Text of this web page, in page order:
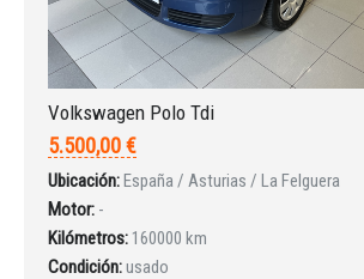
Iniciar sesión
Volkswagen Polo Tdi
5.500,00 €
Ubicación:España / Asturias / La Felguera
Motor: -
Kilómetros: 160000 km
Condición:usado